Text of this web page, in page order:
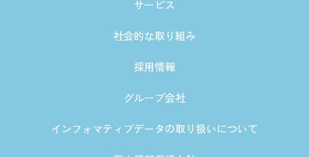
サービス
社会的な取り組み
採用情報
グループ会社
インフォマティブデータの取り扱いについて